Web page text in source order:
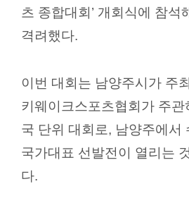
의
인
터
넷
방
송
츠 종합대회 ’ 개회식에 참석
격려했다.
이번 대회는 남양주시가 주
키웨이크스포츠협회가 주관
국 단위 대회로, 남양주에서
국가대표 선발전이 열리는
다.